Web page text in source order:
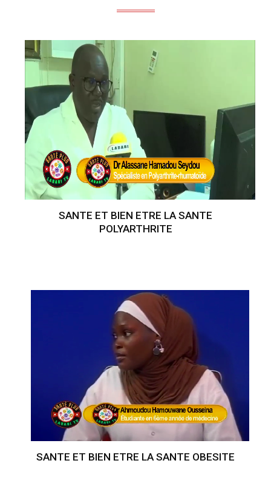
SANTE ET BIEN ETRE LA SANTE
POLYARTHRITE
SANTE ET BIEN ETRE LA SANTE OBESITE